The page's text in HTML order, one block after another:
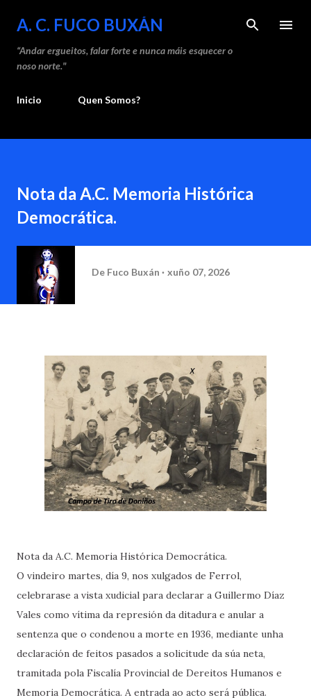
Saltar ao contido principal
A. C. FUCO BUXÁN
“Andar ergueitos, falar forte e nunca máis esquecer o
noso norte."
Inicio Quen Somos?
Nota da A.C. Memoria Histórica
Democrática.
De Fuco Buxán xuño 07, 2026
Nota da A.C. Memoria Histórica Democrática.
O vindeiro martes, día 9, nos xulgados de Ferrol,
celebrarase a vista xudicial para declarar a Guillermo Díaz
Vales como vítima da represión da ditadura e anular a
sentenza que o condenou a morte en 1936, mediante unha
declaración de feitos pasados a solicitude da súa neta,
tramitada pola Fiscalía Provincial de Dereitos Humanos e
Memoria Democrática. A entrada ao acto será pública.